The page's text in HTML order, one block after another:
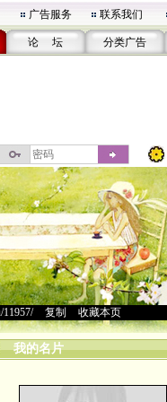
广告服务 联系我们
论 坛 分类广告
11957/> 复制 收藏本页
我的名片